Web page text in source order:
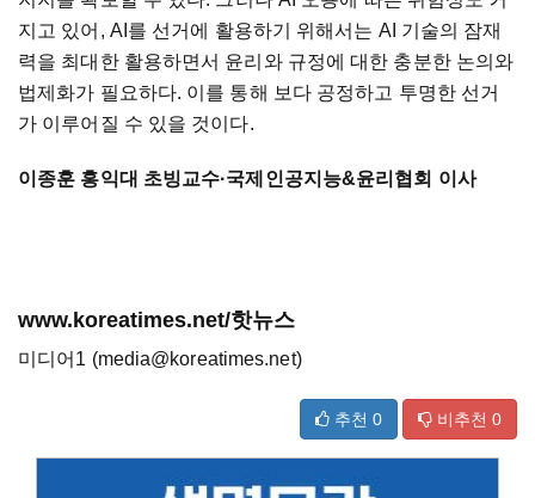
지고 있어, AI를 선거에 활용하기 위해서는 AI 기술의 잠재
력을 최대한 활용하면서 윤리와 규정에 대한 충분한 논의와
법제화가 필요하다. 이를 통해 보다 공정하고 투명한 선거
가 이루어질 수 있을 것이다.
이종훈 홍익대 초빙교수·국제인공지능&윤리협회 이사
www.koreatimes.net/핫뉴스
미디어1 (media@koreatimes.net)
추천 0 비추천 0